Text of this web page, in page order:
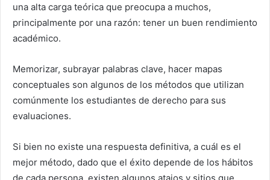
una alta carga teórica que preocupa a muchos,
principalmente por una razón: tener un buen rendimiento
académico.
Memorizar, subrayar palabras clave, hacer mapas
conceptuales son algunos de los métodos que utilizan
comúnmente los estudiantes de derecho para sus
evaluaciones.
Si bien no existe una respuesta definitiva, a cuál es el
mejor método, dado que el éxito depende de los hábitos